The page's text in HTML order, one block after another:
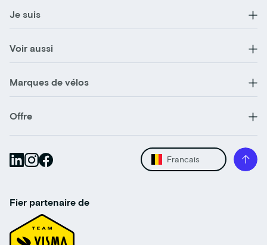
Je suis
Voir aussi
Marques de vélos
Offre
Francais
Fier partenaire de